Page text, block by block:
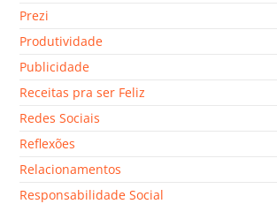
Prezi
Produtividade
Publicidade
Receitas pra ser Feliz
Redes Sociais
Reflexões
Relacionamentos
Responsabilidade Social